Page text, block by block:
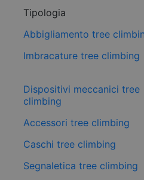
Tipologia
Abbigliamento tree
Imbracature tree climbing
Dispositivi meccanici tree
climbing
Accessori tree climbing
Caschi tree climbing
Segnaletica tree climbing